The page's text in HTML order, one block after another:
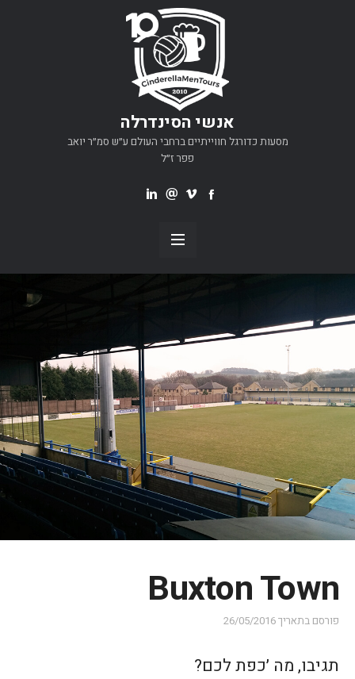
אנשי הסינדרלה
מסעות כדורגל חווייתיים ברחבי העולם ע״ש סמ״ר יואב
פפר ז״ל
Buxton Town
פורסם בתאריך26/05/2016
תגיבו, מה ׳כפת לכם?